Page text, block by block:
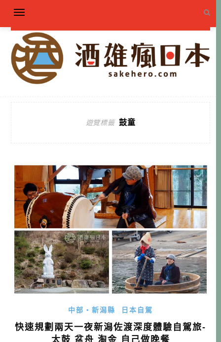
遊覽標籤 鼓童
中部・新潟縣 日本自駕
快速規劃兩天一夜新潟佐渡深度體驗自駕旅-
太鼓 盆舟 淘金 自己做晚餐